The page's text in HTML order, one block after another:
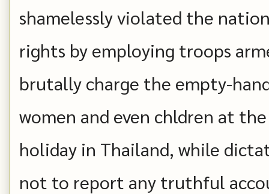
shamelessly violated the
rights by employing troops
brutally charge the empty-
women and even chldren at
holiday in Thailand, while
not to report any truthful